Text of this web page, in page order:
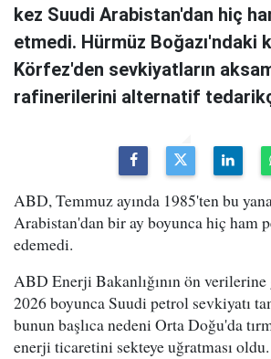
kez Suudi Arabistan'dan hiç
etmedi. Hürmüz Boğazı'ndaki
Körfez'den sevkiyatların
rafinerilerini alternatif
ABD, Temmuz ayında 1985'ten bu
Arabistan'dan bir ay boyunca hiç ham
edemedi.
ABD Enerji Bakanlığının ön
2026 boyunca Suudi petrol sevkiyatı
bunun başlıca nedeni Orta Doğu'da
enerji ticaretini sekteye uğratması oldu.